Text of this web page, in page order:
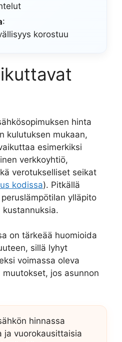
:
korostuu
hinta
kulutuksen mukaan,
esimerkiksi
verkkoyhtiö,
verotukselliset seikat
kodissa). Pitkällä
ylläpito
on tärkeää huomioida
sillä lyhyt
voimassa oleva
jos asunnon
hinnassa
ja vuorokausittaisia